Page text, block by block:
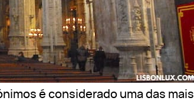
é considerado uma das mais